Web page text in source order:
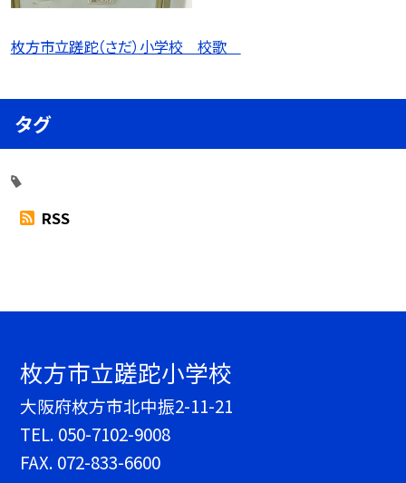
枚方市立蹉跎（さだ）小学校 校歌
タグ
RSS
枚方市立蹉跎小学校
大阪府枚方市北中振2-11-21
TEL. 050-7102-9008
FAX. 072-833-6600